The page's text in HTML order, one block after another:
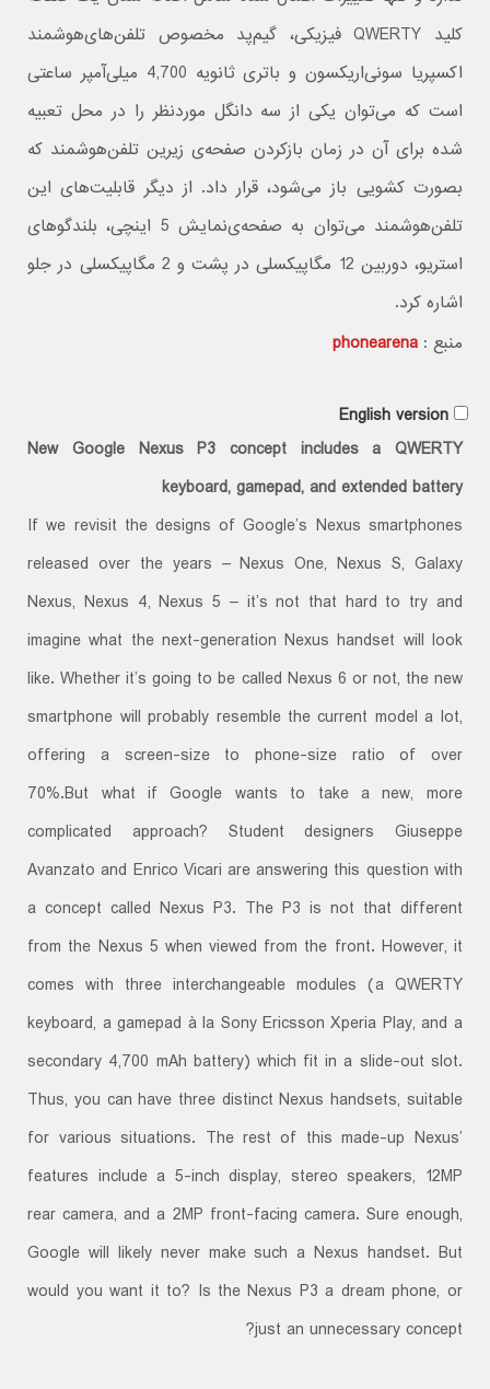
کلید QWERTY فیزیکی، گیم‌پد مخصوص تلفن‌های‌هوشمند
اکسپریا سونی‌اریکسون و باتری ثانویه 4,700 میلی‌آمپر ساعتی
است که می‌توان یکی از سه دانگل مورد‌نظر را در محل تعبیه
شده برای آن در زمان بازکردن صفحه‌ی زیرین تلفن‌هوشمند که
بصورت کشویی باز می‌شود، قرار داد. از دیگر قابلیت‌های این
تلفن‌هوشمند می‌توان به صفحه‌ی‌نمایش 5 اینچی، بلندگوهای
استریو، دوربین 12 مگاپیکسلی در پشت و 2 مگاپیکسلی در جلو
اشاره کرد.
منبع :phonearena
English version
New Google Nexus P3 concept includes a QWERTY
keyboard, gamepad, and extended battery
If we revisit the designs of Google’s Nexus smartphones
released over the years – Nexus One, Nexus S, Galaxy
Nexus, Nexus 4, Nexus 5 – it’s not that hard to try and
imagine what the next-generation Nexus handset will look
like. Whether it’s going to be called Nexus 6 or not, the new
smartphone will probably resemble the current model a lot,
offering a screen-size to phone-size ratio of over
70%.But what if Google wants to take a new, more
complicated approach? Student designers Giuseppe
Avanzato and Enrico Vicari are answering this question with
a concept called Nexus P3. The P3 is not that different
from the Nexus 5 when viewed from the front. However, it
comes with three interchangeable modules (a QWERTY
keyboard, a gamepad à la Sony Ericsson Xperia Play, and a
secondary 4,700 mAh battery) which fit in a slide-out slot.
Thus, you can have three distinct Nexus handsets, suitable
for various situations. The rest of this made-up Nexus’
features include a 5-inch display, stereo speakers, 12MP
rear camera, and a 2MP front-facing camera. Sure enough,
Google will likely never make such a Nexus handset. But
would you want it to? Is the Nexus P3 a dream phone, or
just an unnecessary concept?